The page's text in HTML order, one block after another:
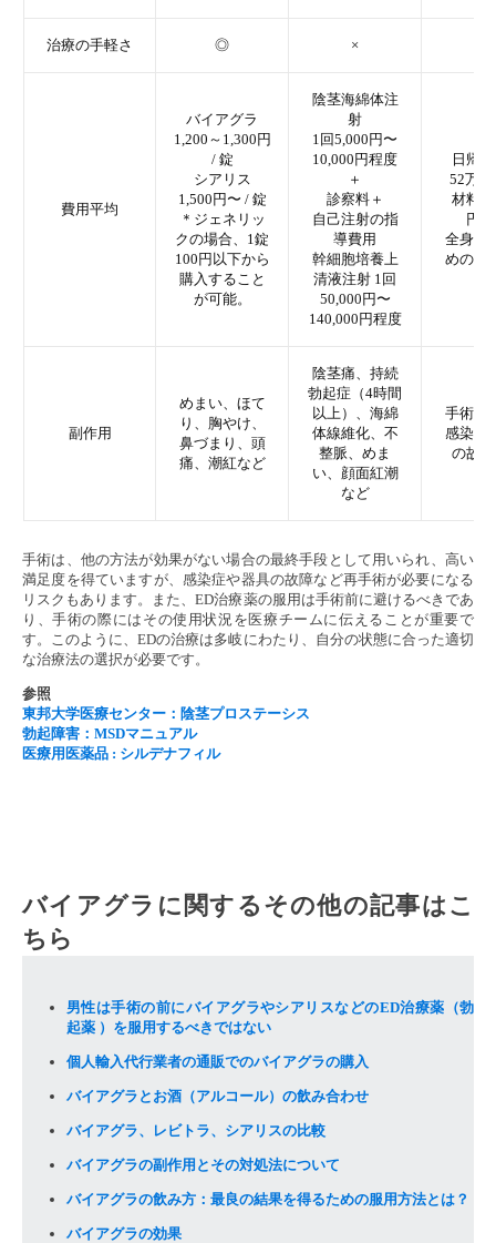
治療の手軽さ ◎ ×
費用平均
バイアグラ
1,200～1,300円
/ 錠
シアリス
1,500円〜 / 錠
＊ジェネリッ
クの場合、1錠
100円以下から
購入すること
が可能。
陰茎海綿体注
射
1回5,000円〜
10,000円程度
＋
診察料＋
自己注射の指
導費用
幹細胞培養上
清液注射 1回
50,000円〜
140,000円程度
日帰
52万
材料
円
全身麻
めの術
副作用
めまい、ほて
り、胸やけ、
鼻づまり、頭
痛、潮紅など
陰茎痛、持続
勃起症（4時間
以上）、海綿
体線維化、不
整脈、めま
い、顔面紅潮
など
手術痕
感染症
の故
手術は、他の方法が効果がない場合の最終手段として用いられ、高い
満足度を得ていますが、感染症や器具の故障など再手術が必要になる
リスクもあります。また、ED治療薬の服用は手術前に避けるべきであ
り、手術の際にはその使用状況を医療チームに伝えることが重要で
す。このように、EDの治療は多岐にわたり、自分の状態に合った適切
な治療法の選択が必要です。
参照
東邦大学医療センター：陰茎プロステーシス
勃起障害：MSDマニュアル
医療用医薬品 : シルデナフィル
バイアグラに関するその他の記事はこ
ちら
男性は手術の前にバイアグラやシアリスなどのED治療薬（勃
起薬 ）を服用するべきではない
個人輸入代行業者の通販でのバイアグラの購入
バイアグラとお酒（アルコール）の飲み合わせ
バイアグラ、レビトラ、シアリスの比較
バイアグラの副作用とその対処法について
バイアグラの飲み方：最良の結果を得るための服用方法とは？
バイアグラの効果